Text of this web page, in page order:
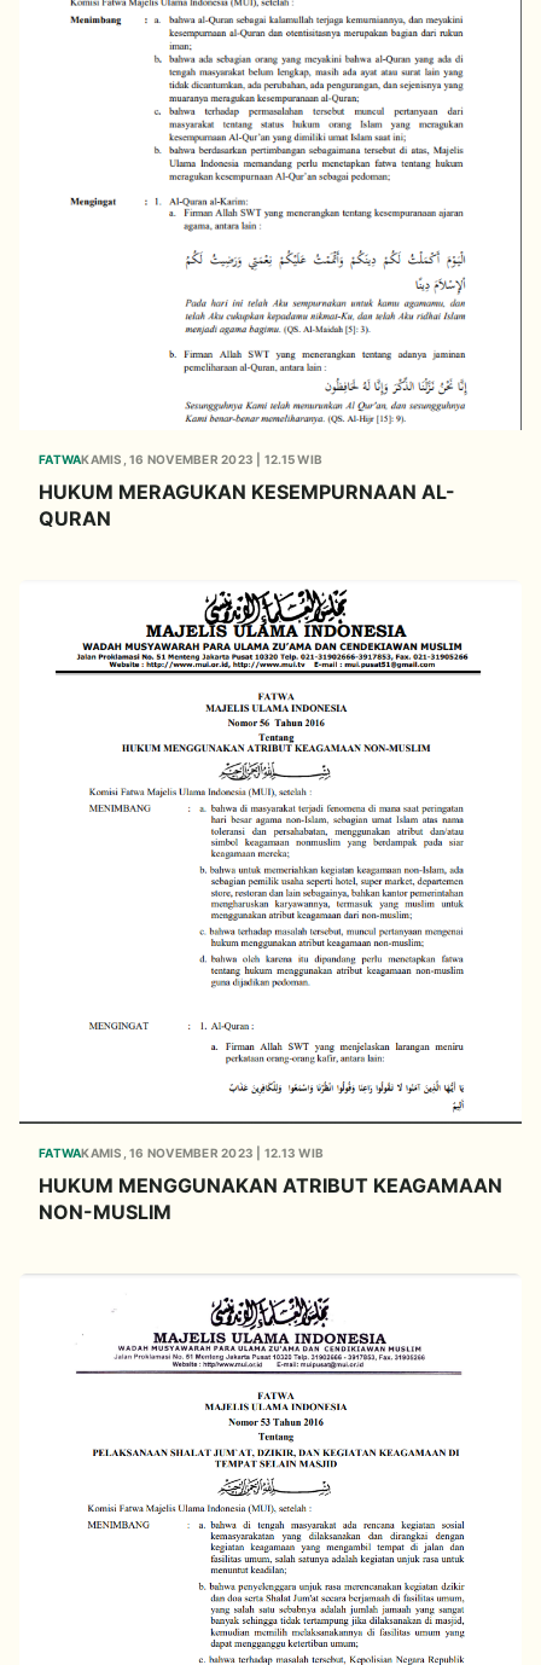
FATWAKAMIS, 16 NOVEMBER 2023 | 12.15 WIB
HUKUM MERAGUKAN KESEMPURNAAN AL-
QURAN
FATWAKAMIS, 16 NOVEMBER 2023 | 12.13 WIB
HUKUM MENGGUNAKAN ATRIBUT KEAGAMAAN
NON-MUSLIM